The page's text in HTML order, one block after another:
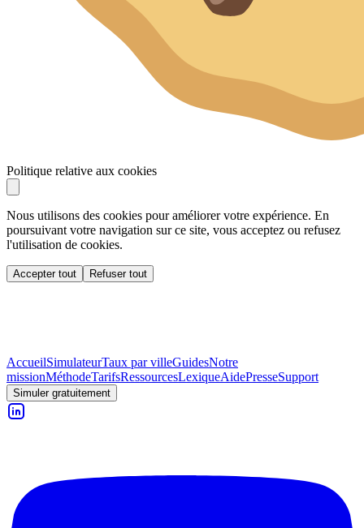
Politique relative aux cookies
Nous utilisons des cookies pour améliorer votre expérience. En
poursuivant votre navigation sur ce site, vous acceptez ou refusez
l'utilisation de cookies.
Accepter tout Refuser tout
AccueilSimulateurTaux par villeGuidesNotre
missionMéthodeTarifsRessourcesLexiqueAidePresseSupport
Simuler gratuitement